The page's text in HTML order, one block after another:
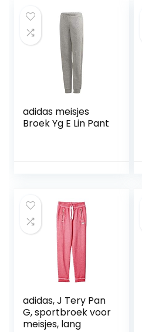
adidas meisjes
Broek Yg E Lin Pant
adidas, J Tery Pan
G, sportbroek voor
meisjes, lang